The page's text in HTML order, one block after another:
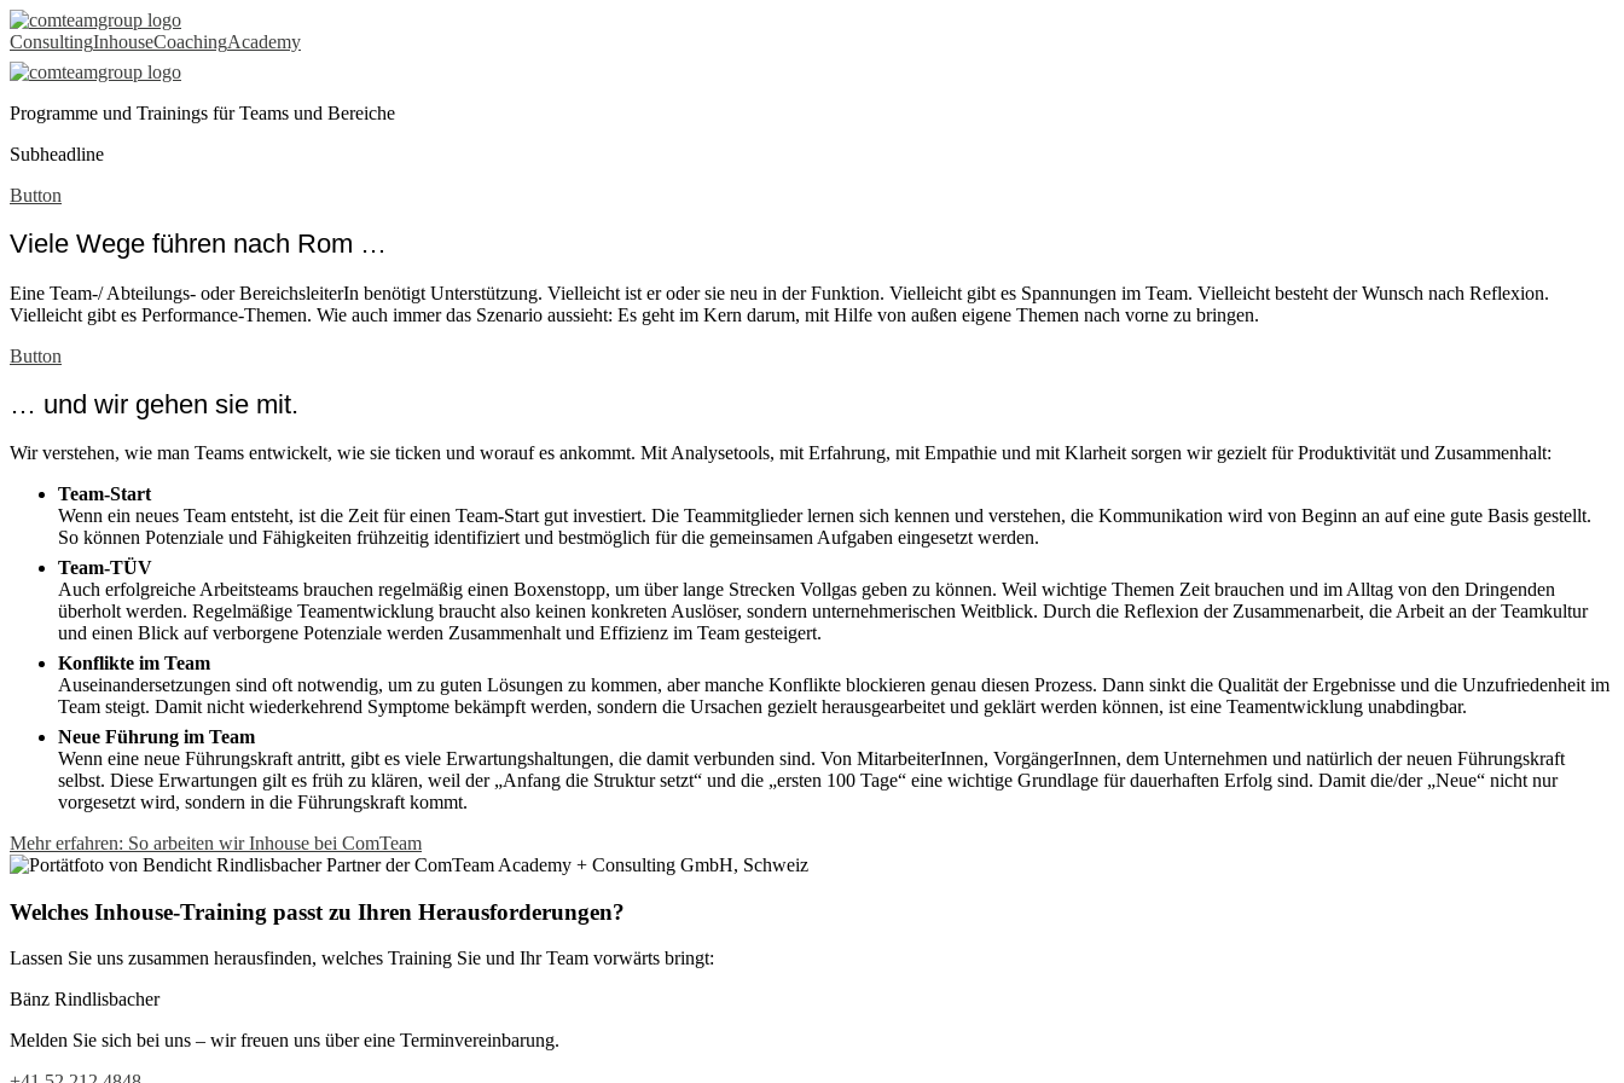
Bereiche
ConsultingInhouseCoachingAcademy
Programme und Trainings für Teams und Bereiche
Subheadline
Button
Viele Wege führen nach Rom …
Eine Team-/ Abteilungs- oder BereichsleiterIn benötigt Unterstützung. Vielleicht ist er oder sie neu in der Funktion. Vielleicht gibt es Spannungen im Team. Vielleicht besteht der Wunsch nach Reflexion.
Vielleicht gibt es Performance-Themen. Wie auch immer das Szenario aussieht: Es geht im Kern darum, mit Hilfe von außen eigene Themen nach vorne zu bringen.
Button
… und wir gehen sie mit.
Wir verstehen, wie man Teams entwickelt, wie sie ticken und worauf es ankommt. Mit Analysetools, mit Erfahrung, mit Empathie und mit Klarheit sorgen wir gezielt für Produktivität und Zusammenhalt:
Team-Start
Wenn ein neues Team entsteht, ist die Zeit für einen Team-Start gut investiert. Die Teammitglieder lernen sich kennen und verstehen, die Kommunikation wird von Beginn an auf eine gute Basis gestellt.
So können Potenziale und Fähigkeiten frühzeitig identifiziert und bestmöglich für die gemeinsamen Aufgaben eingesetzt werden.
Team-TÜV
Auch erfolgreiche Arbeitsteams brauchen regelmäßig einen Boxenstopp, um über lange Strecken Vollgas geben zu können. Weil wichtige Themen Zeit brauchen und im Alltag von den Dringenden
überholt werden. Regelmäßige Teamentwicklung braucht also keinen konkreten Auslöser, sondern unternehmerischen Weitblick. Durch die Reflexion der Zusammenarbeit, die Arbeit an der Teamkultur
und einen Blick auf verborgene Potenziale werden Zusammenhalt und Effizienz im Team gesteigert.
Konflikte im Team
Auseinandersetzungen sind oft notwendig, um zu guten Lösungen zu kommen, aber manche Konflikte blockieren genau diesen Prozess. Dann sinkt die Qualität der Ergebnisse und die Unzufriedenheit im
Team steigt. Damit nicht wiederkehrend Symptome bekämpft werden, sondern die Ursachen gezielt herausgearbeitet und geklärt werden können, ist eine Teamentwicklung unabdingbar.
Neue Führung im Team
Wenn eine neue Führungskraft antritt, gibt es viele Erwartungshaltungen, die damit verbunden sind. Von MitarbeiterInnen, VorgängerInnen, dem Unternehmen und natürlich der neuen Führungskraft
selbst. Diese Erwartungen gilt es früh zu klären, weil der „Anfang die Struktur setzt“ und die „ersten 100 Tage“ eine wichtige Grundlage für dauerhaften Erfolg sind. Damit die/der „Neue“ nicht nur
vorgesetzt wird, sondern in die Führungskraft kommt.
Mehr erfahren: So arbeiten wir Inhouse bei ComTeam
Welches Inhouse-Training passt zu Ihren Herausforderungen?
Lassen Sie uns zusammen herausfinden, welches Training Sie und Ihr Team vorwärts bringt:
Bänz Rindlisbacher
Melden Sie sich bei uns – wir freuen uns über eine Terminvereinbarung.